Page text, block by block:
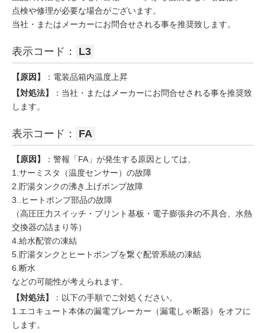
点検や修理が必要な場合がございます。
当社・またはメーカーにお問合せされる事を推奨致します。
表示コード： L3
【原因】
：電装品箱内温度上昇
【対処法】
：当社・またはメーカーにお問合せされる事を推奨致
します。
表示コード： FA
【原因】
：警報「FA」が発生する原因としては、
1.サーミスタ（温度センサー）の故障
2.貯湯タンクの沸き上げポンプ故障
3..ヒートポンプ部品の故障
（高圧圧力スイッチ・プリント基板・電子膨張弁の不具合、水熱
交換器の詰まり等）
4.給水配管の凍結
5.貯湯タンクとヒートポンプを繋ぐ配管系統の凍結
6.断水
などの可能性が考えられます。
【対処法】
：以下の手順でご対処ください。
1.エコキュート本体の漏電ブレーカー（漏電しゃ断器）をオフに
します。